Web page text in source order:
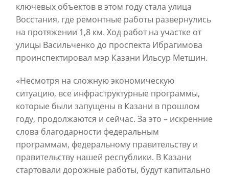
ключевых объектов в этом году стала улица
Восстания, где ремонтные работы развернулись
на протяжении 1,8 км. Ход работ на участке от
улицы Васильченко до проспекта Ибрагимова
проинспектировал мэр Казани Ильсур Метшин.
«Несмотря на сложную экономическую
ситуацию, все инфраструктурные программы,
которые были запущены в Казани в прошлом
году, продолжаются и сейчас. За это – искренние
слова благодарности федеральным
программам, федеральному правительству и
правительству нашей республики. В Казани
стартовали дорожные работы, будут капитально